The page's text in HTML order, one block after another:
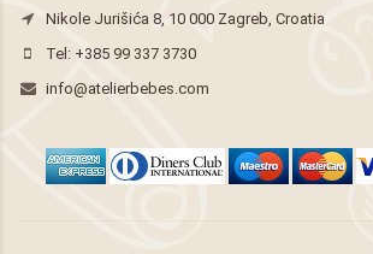
Nikole Jurišića 8, 10 000 Zagreb, Croatia
Tel: +385 99 337 3730
info@atelierbebes.com